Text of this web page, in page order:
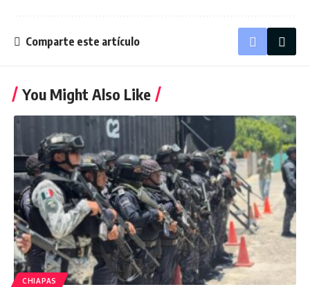
Comparte este artículo
You Might Also Like
CHIAPAS